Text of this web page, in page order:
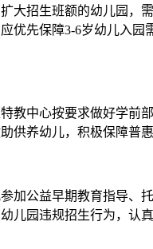
招生班额的幼儿园，需
优先保障3-6岁幼儿入
中心按要求做好学前部
供养幼儿，积极保障普惠
公益早期教育指导、
园违规招生行为，认